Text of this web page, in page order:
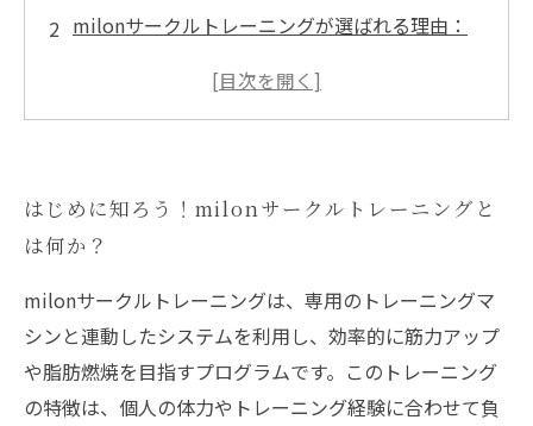
milonサークルトレーニングが選ばれる理由：
専用機器連動で変わる！自分に合った負荷調整
トレーニングの具体的な流れ
効果を実感！milonサークルトレーニングで得
られるメリットと成功体験
初心者から上級者まで使える！milonトレーニ
ングがジムで強く支持される理由
まとめ：milonサークルトレーニングであなた
はじめに知ろう！milonサークルトレーニングと
は何か？
milonサークルトレーニングは、専用のトレーニングマ
シンと連動したシステムを利用し、効率的に筋力アップ
や脂肪燃焼を目指すプログラムです。このトレーニング
の特徴は、個人の体力やトレーニング経験に合わせて負